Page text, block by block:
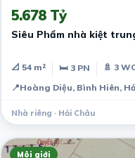
5.678 Tỷ
Siêu Phẩm nhà kiệt
📐 54 m² 🛏 3 PN
🚿 3
📍Hoàng Diệu, Bình Hiên,
Nhà riêng · Hải Châu
Môi giới